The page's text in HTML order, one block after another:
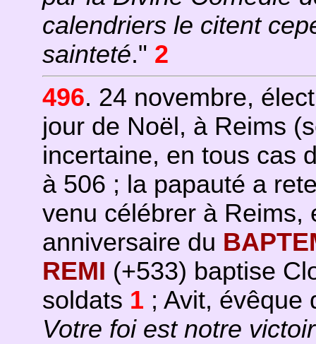
calendriers le citent
sainteté." 2
496. 24 novembre,
jour de Noël, à Reims
incertaine, en tous cas
à 506 ; la papauté a
venu célébrer à Reims,
anniversaire du
REMI (+533) baptise
soldats 1 ; Avit, évêque
Votre foi est notre